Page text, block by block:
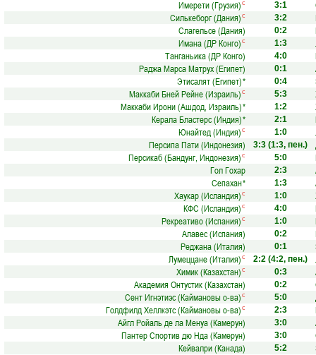
Имерети (Грузия) с 3:1
Силькеборг (Дания) с 3:2
Слагельсе (Дания)
0:2
Имана (ДР Конго) с 1:3
Танганьика (ДР Конго)
4:0
Раджа Марса Матрух (Египет)
0:1
Этисалят (Египет)* 0:4
Маккаби Бней Рейне (Израиль) с 5:3
Маккаби Ирони (Ашдод, Израиль)* 1:2
Керала Бластерс (Индия)* 2:1
Юнайтед (Индия) с 1:0
Персипа Пати (Индонезия)
3:3 (1:3, пен.)
Персикаб (Бандунг, Индонезия) с 5:0
Гол Гохар
2:3
Сепахан* 1:3
Хаукар (Исландия) с 1:0
КФС (Исландия) с 4:0
Рекреативо (Испания) с 1:0
Алавес (Испания)
0:2
Реджана (Италия)
0:1
Лумеццане (Италия) с 2:2 (4:2, пен.)
Химик (Казахстан) с 0:3
Академия Онтустик (Казахстан)
0:2
Сент Игнэтиэс (Каймановы о-ва) с 5:0
Голдфилд Хеллкэтс (Каймановы о-ва) с 2:3
Айгл Ройаль де ла Менуа (Камерун)
3:0
Пантер Спортив дю Нда (Камерун)
3:0
Кейвалри (Канада)
5:2